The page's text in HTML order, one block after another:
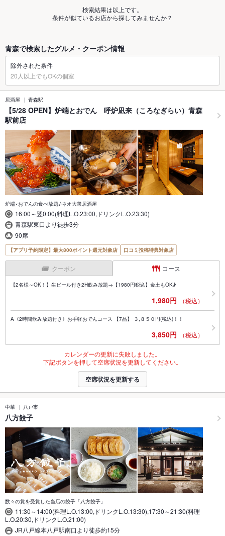
検索結果は以上です。
条件が似ているお店から探してみませんか？
青森で検索したグルメ・クーポン情報
除外された条件
20人以上でもOKの個室
居酒屋 青森駅
【5/28 OPEN】炉端とおでん 呼炉凪来（ころなぎらい）青森
駅前店
炉端×おでんの食べ放題♪ネオ大衆居酒屋
16:00～翌0:00(料理L.O.23:00,ドリンクL.O.23:30)
青森駅東口より徒歩3分
90席
【アプリ予約限定】最大800ポイント還元対象店 口コミ投稿特典対象店
クーポン コース
【2名様～OK！】生ビール付き2H飲み放題→【1980円税込】金土もOK♪
1,980円 （税込）
A《2時間飲み放題付き》お手軽おでんコース 【7品】 ３,８５０円(税込)！！
3,850円 （税込）
カレンダーの更新に失敗しました。
下記ボタンを押して空席状況を更新してください。
空席状況を更新する
中華 八戸市
八方餃子
数々の賞を受賞した当店の餃子「八方餃子」
11:30～14:00(料理L.O.13:00,ドリンクL.O.13:30),17:30～21:30(料理
L.O.20:30,ドリンクL.O.21:00)
JR八戸線本八戸駅南口より徒歩約15分